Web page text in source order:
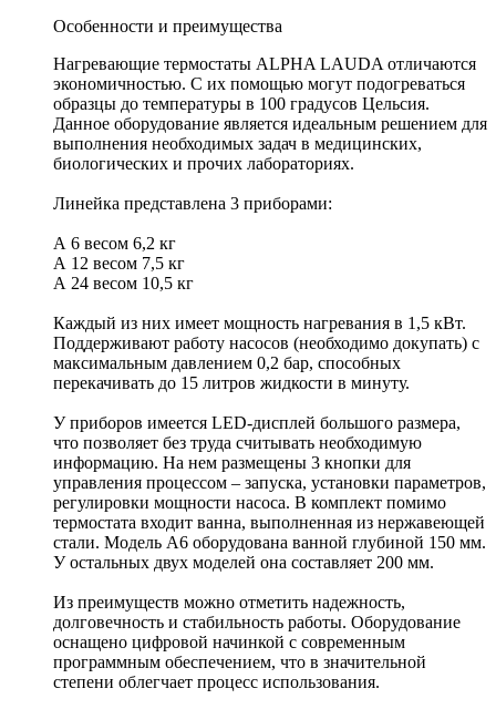
Особенности и преимущества
Нагревающие термостаты ALPHA LAUDA отличаются
экономичностью. С их помощью могут подогреваться
образцы до температуры в 100 градусов Цельсия.
Данное оборудование является идеальным решением для
выполнения необходимых задач в медицинских,
биологических и прочих лабораториях.
Линейка представлена 3 приборами:
А 6 весом 6,2 кг
А 12 весом 7,5 кг
А 24 весом 10,5 кг
Каждый из них имеет мощность нагревания в 1,5 кВт.
Поддерживают работу насосов (необходимо докупать) с
максимальным давлением 0,2 бар, способных
перекачивать до 15 литров жидкости в минуту.
У приборов имеется LED-дисплей большого размера,
что позволяет без труда считывать необходимую
информацию. На нем размещены 3 кнопки для
управления процессом – запуска, установки параметров,
регулировки мощности насоса. В комплект помимо
термостата входит ванна, выполненная из нержавеющей
стали. Модель A6 оборудована ванной глубиной 150 мм.
У остальных двух моделей она составляет 200 мм.
Из преимуществ можно отметить надежность,
долговечность и стабильность работы. Оборудование
оснащено цифровой начинкой с современным
программным обеспечением, что в значительной
степени облегчает процесс использования.